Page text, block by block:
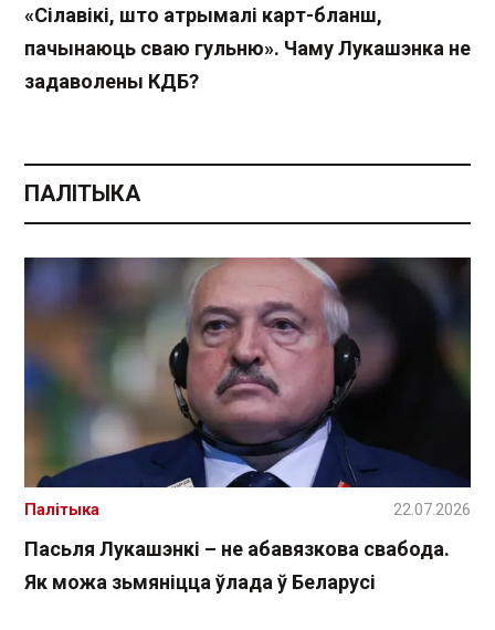
«Сілавікі, што атрымалі карт-бланш,
пачынаюць сваю гульню». Чаму Лукашэнка не
задаволены КДБ?
ПАЛІТЫКА
Пасьля Лукашэнкі – не абавязкова свабода.
Як можа зьмяніцца ўлада ў Беларусі
Палітыка 22.07.2026